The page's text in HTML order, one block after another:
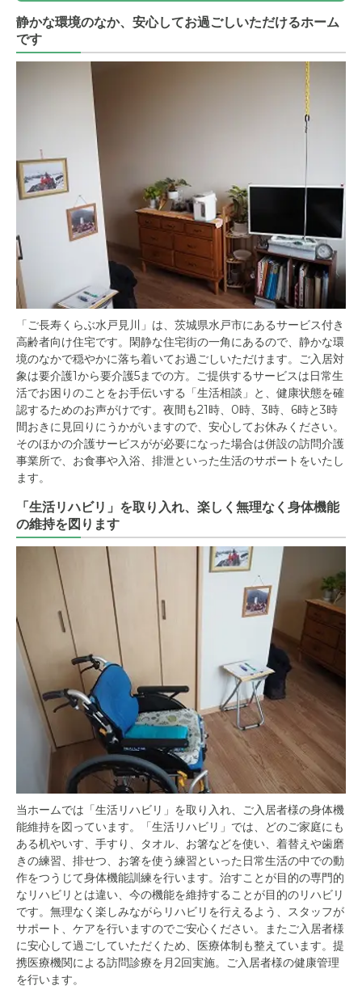
静かな環境のなか、安心してお過ごしいただけるホーム
です
「ご長寿くらぶ水戸見川」は、茨城県水戸市にあるサービス付き
高齢者向け住宅です。閑静な住宅街の一角にあるので、静かな環
境のなかで穏やかに落ち着いてお過ごしいただけます。ご入居対
象は要介護1から要介護5までの方。ご提供するサービスは日常生
活でお困りのことをお手伝いする「生活相談」と、健康状態を確
認するためのお声がけです。夜間も21時、0時、3時、6時と3時
間おきに見回りにうかがいますので、安心してお休みください。
そのほかの介護サービスがが必要になった場合は併設の訪問介護
事業所で、お食事や入浴、排泄といった生活のサポートをいたし
ます。
「生活リハビリ」を取り入れ、楽しく無理なく身体機能
の維持を図ります
当ホームでは「生活リハビリ」を取り入れ、ご入居者様の身体機
能維持を図っています。「生活リハビリ」では、どのご家庭にも
ある机やいす、手すり、タオル、お箸などを使い、着替えや歯磨
きの練習、排せつ、お箸を使う練習といった日常生活の中での動
作をつうじて身体機能訓練を行います。治すことが目的の専門的
なリハビリとは違い、今の機能を維持することが目的のリハビリ
です。無理なく楽しみながらリハビリを行えるよう、スタッフが
サポート、ケアを行いますのでご安心ください。またご入居者様
に安心して過ごしていただくため、医療体制も整えています。提
携医療機関による訪問診療を月2回実施。ご入居者様の健康管理
を行います。